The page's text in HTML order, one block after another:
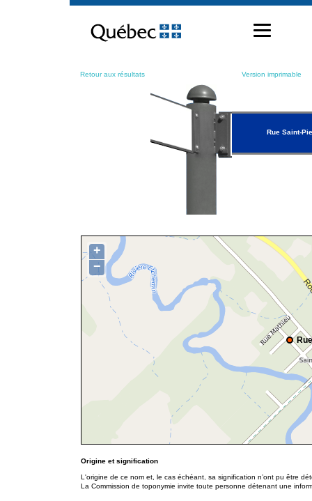
contenu
Retour aux résultats Version imprimable
Rue Saint-
+
−
Origine et signification
L'origine de ce nom et, le cas échéant, sa signification n’ont pu être
La Commission de toponymie invite toute personne détenant une